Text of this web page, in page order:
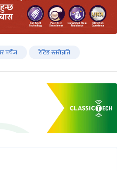
पर्चेज रेटिङ स्तरोन्नति